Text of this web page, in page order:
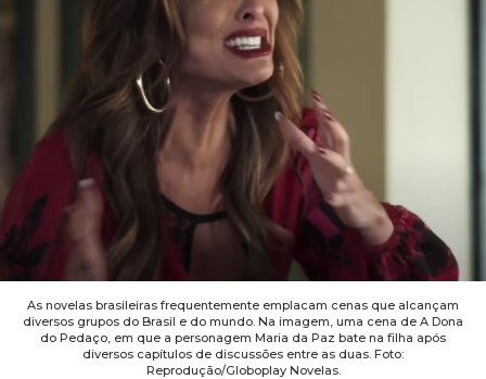
As novelas brasileiras frequentemente emplacam cenas que alcançam
diversos grupos do Brasil e do mundo. Na imagem, uma cena de A Dona
do Pedaço, em que a personagem Maria da Paz bate na filha após
diversos capítulos de discussões entre as duas. Foto:
Reprodução/Globoplay Novelas.